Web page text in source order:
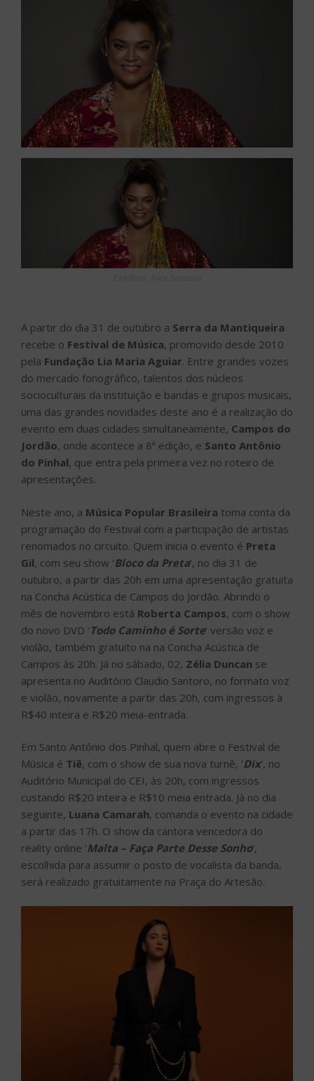
A partir do dia 31 de outubro a Serra da Mantiqueira
recebe o Festival de Música, promovido desde 2010
pela Fundação Lia Maria Aguiar. Entre grandes vozes
do mercado fonográfico, talentos dos núcleos
socioculturais da instituição e bandas e grupos musicais,
uma das grandes novidades deste ano é a realização do
evento em duas cidades simultaneamente, Campos do
Jordão, onde acontece a 8ª edição, e Santo Antônio
do Pinhal, que entra pela primeira vez no roteiro de
apresentações.
Neste ano, a Música Popular Brasileira toma conta da
programação do Festival com a participação de artistas
renomados no circuito. Quem inicia o evento é Preta
Gil, com seu show ‘Bloco da Preta‘, no dia 31 de
outubro, a partir das 20h em uma apresentação gratuita
na Concha Acústica de Campos do Jordão. Abrindo o
mês de novembro está Roberta Campos, com o show
do novo DVD ‘ Todo Caminho é Sorte‘ versão voz e
violão, também gratuito na na Concha Acústica de
Campos às 20h. Já no sábado, 02, Zélia Duncan se
apresenta no Auditório Claudio Santoro, no formato voz
e violão, novamente a partir das 20h, com ingressos à
R$40 inteira e R$20 meia-entrada.
Em Santo Antônio dos Pinhal, quem abre o Festival de
Música é Tiê, com o show de sua nova turnê, ‘Dix‘, no
Auditório Municipal do CEI, às 20h, com ingressos
custando R$20 inteira e R$10 meia entrada. Já no dia
seguinte, Luana Camarah, comanda o evento na cidade
a partir das 17h. O show da cantora vencedora do
reality online ‘Malta – Faça Parte Desse Sonho‘,
escolhida para assumir o posto de vocalista da banda,
será realizado gratuitamente na Praça do Artesão.